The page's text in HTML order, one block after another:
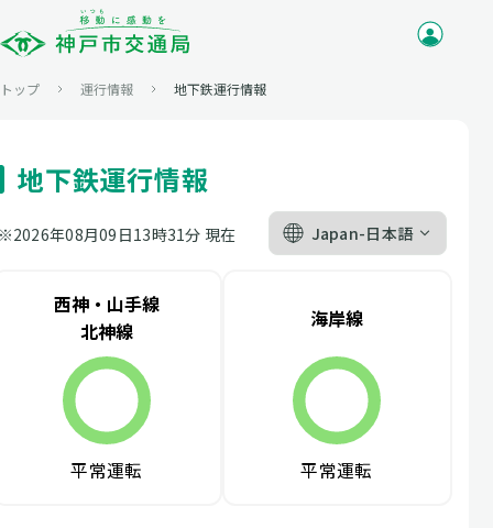
トップ 運行情報 地下鉄運行情報
地下鉄運行情報
年08月09日13時31分 現在
西神・山手線
北神線
平常運転
海岸線
平常運転